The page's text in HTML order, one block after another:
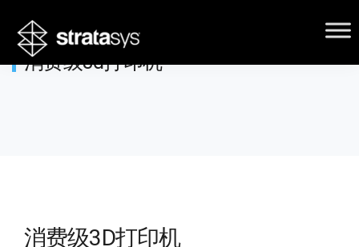
消费级3d打印机
消费级3D打印机